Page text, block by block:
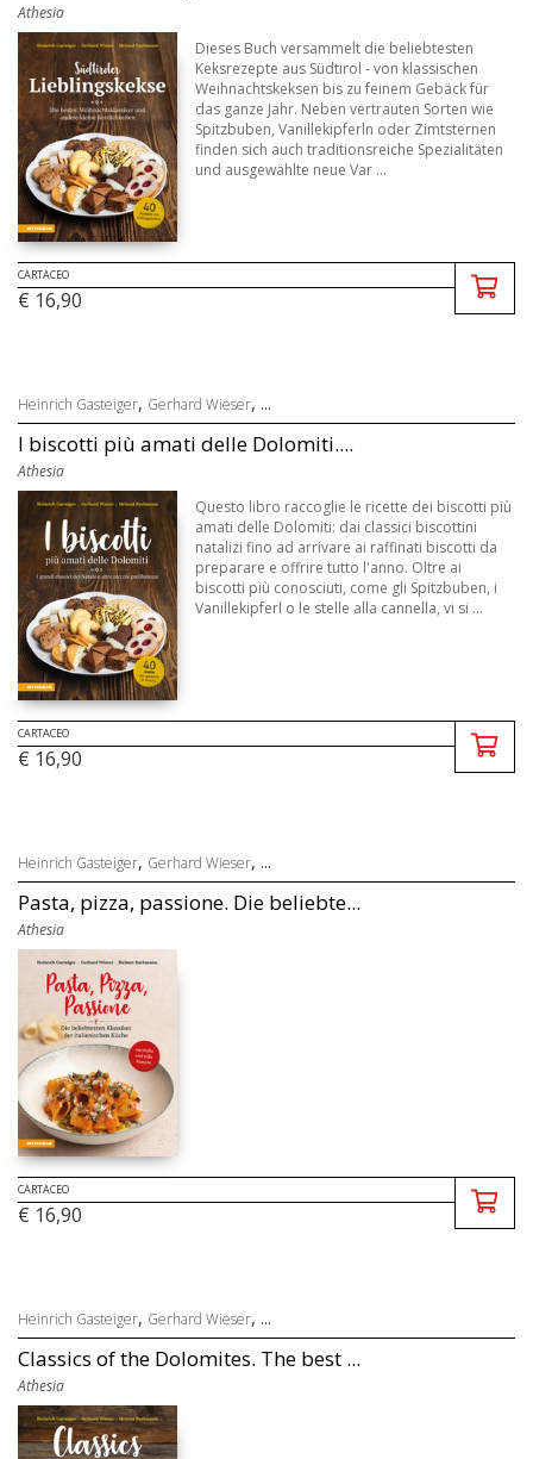
Athesia
Dieses Buch versammelt die beliebtesten
Keksrezepte aus Südtirol - von klassischen
Weihnachtskeksen bis zu feinem Gebäck für
das ganze Jahr. Neben vertrauten Sorten wie
Spitzbuben, Vanillekipferln oder Zimtsternen
finden sich auch traditionsreiche Spezialitäten
und ausgewählte neue Var ...
CARTACEO
€ 16,90
Heinrich Gasteiger, Gerhard Wieser, ...
I biscotti più amati delle Dolomiti....
Athesia
Questo libro raccoglie le ricette dei biscotti più
amati delle Dolomiti: dai classici biscottini
natalizi fino ad arrivare ai raffinati biscotti da
preparare e offrire tutto l'anno. Oltre ai
biscotti più conosciuti, come gli Spitzbuben, i
Vanillekipferl o le stelle alla cannella, vi si ...
CARTACEO
€ 16,90
Heinrich Gasteiger, Gerhard Wieser, ...
Pasta, pizza, passione. Die beliebte...
Athesia
CARTACEO
€ 16,90
Heinrich Gasteiger, Gerhard Wieser, ...
Classics of the Dolomites. The best ...
Athesia